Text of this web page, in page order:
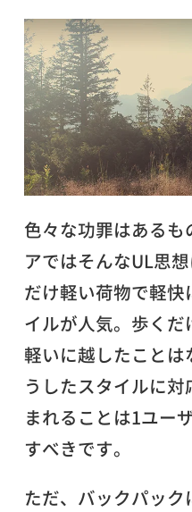
色々な功罪はある
アではそんなUL思
だけ軽い荷物で軽
イルが人気。歩く
軽いに越したことは
うしたスタイルに
まれることは1ユー
すべきです。
ただ、バックパック